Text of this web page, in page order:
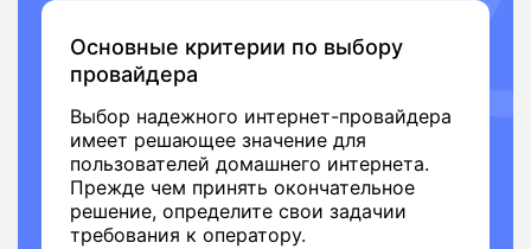
Основные критерии по выбору
провайдера
Выбор надежного интернет-провайдера
имеет решающее значение для
пользователей домашнего интернета.
Прежде чем принять окончательное
решение, определите свои задачии
требования к оператору.